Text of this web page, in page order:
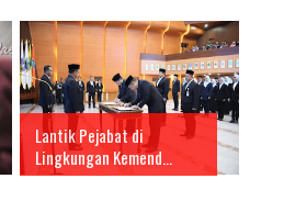
Lantik Pejabat di
Lingkungan Kemend...